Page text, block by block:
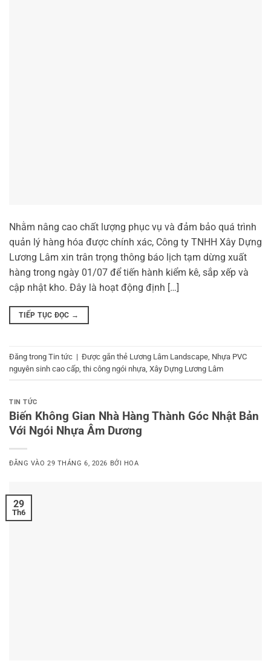
Nhằm nâng cao chất lượng phục vụ và đảm bảo quá trình
quản lý hàng hóa được chính xác, Công ty TNHH Xây Dựng
Lương Lâm xin trân trọng thông báo lịch tạm dừng xuất
hàng trong ngày 01/07 để tiến hành kiểm kê, sắp xếp và
cập nhật kho. Đây là hoạt động định […]
TIẾP TỤC ĐỌC →
Đăng trong Tin tức | Được gắn thẻ Lương Lâm Landscape Nhựa PVC
nguyên sinh cao cấp thi công ngói nhựa Xây Dựng Lương Lâm
TIN TỨC
Biến Không Gian Nhà Hàng Thành Góc Nhật Bản
Với Ngói Nhựa Âm Dương
ĐĂNG VÀO29 THÁNG 6, 2026 BỞI HOA
29
Th6